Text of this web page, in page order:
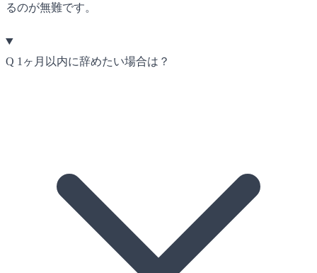
るのが無難です。
Q 1ヶ月以内に辞めたい場合は？